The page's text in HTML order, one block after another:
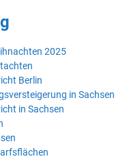
2025
Berlin
in Sachsen
in Sachsen